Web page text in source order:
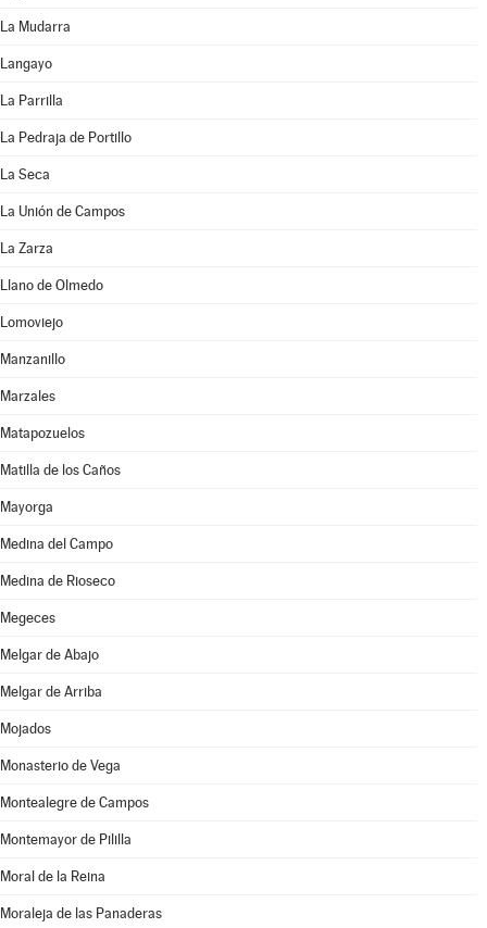
La Mudarra
Langayo
La Parrilla
La Pedraja de Portillo
La Seca
La Unión de Campos
La Zarza
Llano de Olmedo
Lomoviejo
Manzanillo
Marzales
Matapozuelos
Matilla de los Caños
Mayorga
Medina del Campo
Medina de Rioseco
Megeces
Melgar de Abajo
Melgar de Arriba
Mojados
Monasterio de Vega
Montealegre de Campos
Montemayor de Pililla
Moral de la Reina
Moraleja de las Panaderas